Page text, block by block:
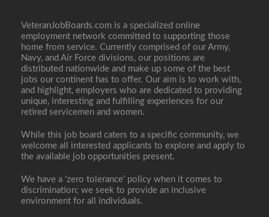
VeteranJobBoards.com is a specialized online
employment network committed to supporting those
home from service. Currently comprised of our Army,
Navy, and Air Force divisions, our positions are
distributed nationwide and make up some of the best
jobs our continent has to offer. Our aim is to work with,
and highlight, employers who are dedicated to providing
unique, interesting and fulfilling experiences for our
retired servicemen and women.
While this job board caters to a specific community, we
welcome all interested applicants to explore and apply to
the available job opportunities present.
We have a ‘zero tolerance’ policy when it comes to
discrimination; we seek to provide an inclusive
environment for all individuals.